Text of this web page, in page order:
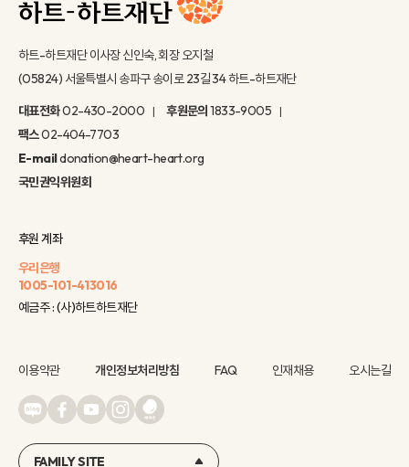
하트-하트재단 이사장 신인숙, 회장 오지철
(05824) 서울특별시 송파구 송이로 23길 34 하트-하트재단
대표전화02-430-2000 후원문의1833-9005
팩스02-404-7703
E-maildonation@heart-heart.org
국민권익위원회
후원 계좌
우리은행
1005-101-413016
예금주 : (사)하트하트재단
이용약관 개인정보처리방침 FAQ 인재채용 오시는길
FAMILY SITE